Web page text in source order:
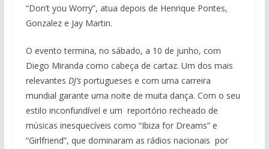
“Don’t you Worry”, atua depois de Henrique Pontes,
Gonzalez e Jay Martin.
O evento termina, no sábado, a 10 de junho, com
Diego Miranda como cabeça de cartaz. Um dos mais
relevantes DJ’s portugueses e com uma carreira
mundial garante uma noite de muita dança. Com o seu
estilo inconfundível e um reportório recheado de
músicas inesquecíveis como “Ibiza for Dreams” e
“Girlfriend”, que dominaram as rádios nacionais por